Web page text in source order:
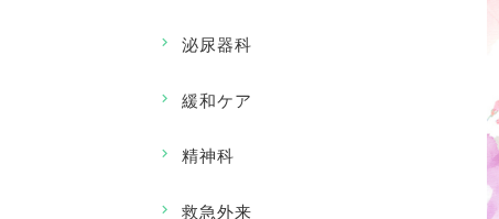
泌尿器科
緩和ケア
精神科
救急外来